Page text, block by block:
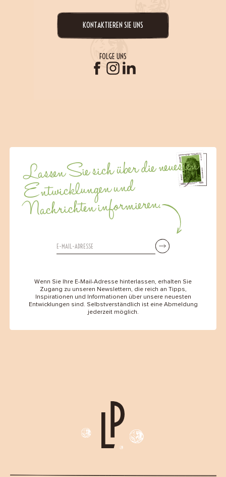
KONTAKTIEREN SIE UNS
FOLGE UNS
Lassen Sie sich über die neuesten
Entwicklungen und
Nachrichten informieren.
Wenn Sie Ihre E-Mail-Adresse hinterlassen, erhalten Sie
Zugang zu unseren Newslettern, die reich an Tipps,
Inspirationen und Informationen über unsere neuesten
Entwicklungen sind. Selbstverständlich ist eine Abmeldung
jederzeit möglich.